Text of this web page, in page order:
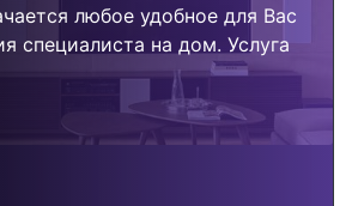
любое удобное для Вас
специалиста на дом. Услуга